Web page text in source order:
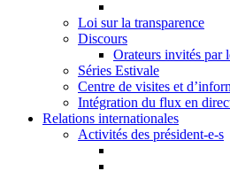
Loi sur la transparence
Discours
Orateurs invités par
Séries Estivale
Centre de visites et
Intégration du flux en
Relations internationales
Activités des président-e-s